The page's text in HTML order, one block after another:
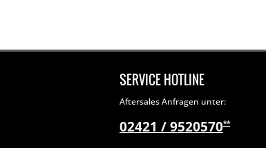
SERVICE HOTLINE
Aftersales Anfragen unter:
02421 / 9520570**